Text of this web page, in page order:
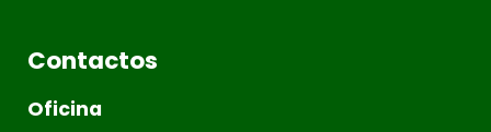
Contactos
Oficina